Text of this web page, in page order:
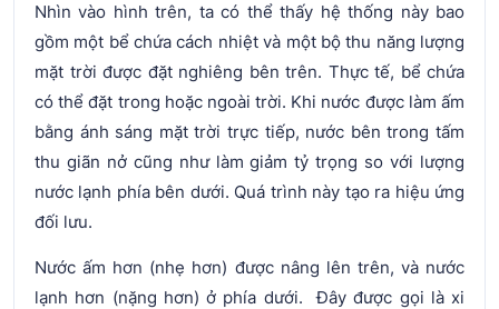
Nhìn vào hình trên, ta có thể thấy hệ thống này bao
gồm một bể chứa cách nhiệt và một bộ thu năng lượng
mặt trời được đặt nghiêng bên trên. Thực tế, bể chứa
có thể đặt trong hoặc ngoài trời. Khi nước được làm ấm
bằng ánh sáng mặt trời trực tiếp, nước bên trong tấm
thu giãn nở cũng như làm giảm tỷ trọng so với lượng
nước lạnh phía bên dưới. Quá trình này tạo ra hiệu ứng
đối lưu.
Nước ấm hơn (nhẹ hơn) được nâng lên trên, và nước
lạnh hơn (nặng hơn) ở phía dưới. Đây được gọi là xi